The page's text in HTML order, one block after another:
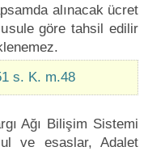
alınacak ücret
usule göre tahsil edilir
s. K. m.48
Ağı Bilişim Sistemi
ve esaslar, Adalet